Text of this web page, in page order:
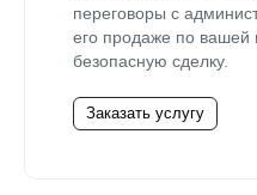
переговоры с
его продаже по вашей
безопасную сделку.
Заказать услугу